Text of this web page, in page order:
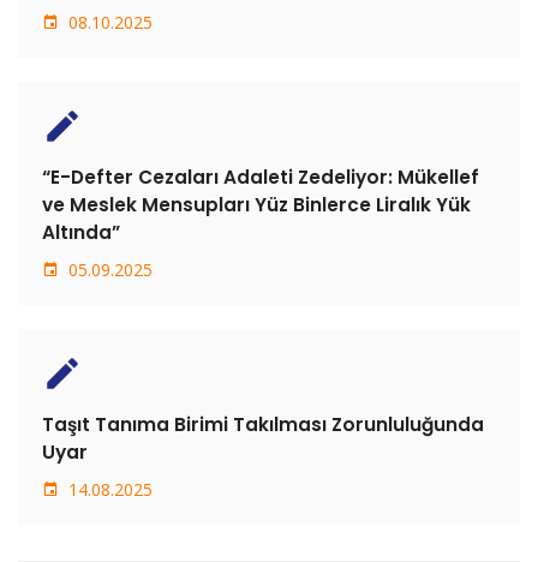
08.10.2025
create
“E-Defter Cezaları Adaleti Zedeliyor: Mükellef
ve Meslek Mensupları Yüz Binlerce Liralık Yük
Altında”
05.09.2025
create
Taşıt Tanıma Birimi Takılması Zorunluluğunda
Uyar
14.08.2025